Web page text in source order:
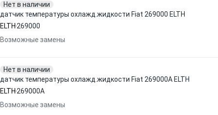
Нет в наличии
датчик температуры охлажд.жидкости Fiat 269000 ELTH
ELTH 269000
Возможные замены
Нет в наличии
датчик температуры охлажд.жидкости Fiat 269000A ELTH
ELTH 269000A
Возможные замены